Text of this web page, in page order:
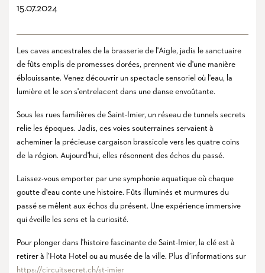
15.07.2024
Les caves ancestrales de la brasserie de l'Aigle, jadis le sanctuaire
de fûts emplis de promesses dorées, prennent vie d'une manière
éblouissante. Venez découvrir un spectacle sensoriel où l'eau, la
lumière et le son s'entrelacent dans une danse envoûtante.
Sous les rues familières de Saint-Imier, un réseau de tunnels secrets
relie les époques. Jadis, ces voies souterraines servaient à
acheminer la précieuse cargaison brassicole vers les quatre coins
de la région. Aujourd'hui, elles résonnent des échos du passé.
Laissez-vous emporter par une symphonie aquatique où chaque
goutte d'eau conte une histoire. Fûts illuminés et murmures du
passé se mêlent aux échos du présent. Une expérience immersive
qui éveille les sens et la curiosité.
Pour plonger dans l'histoire fascinante de Saint-Imier, la clé est à
retirer à l’Hota Hotel ou au musée de la ville. Plus d’informations sur
https://circuitsecret.ch/st-imier